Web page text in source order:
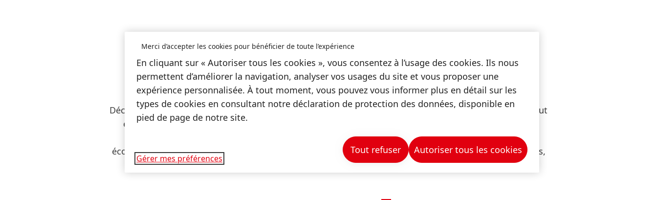
Economie circulaire
Décorréler la croissance économique de la consommation de ressources naturelles et fossiles finies, tout
en développant une économie circulaire, constitue un levier essentiel de toute stratégie réussie de
création de valeur en matière de développement durable. Nous soutenons la transition vers une
économie circulaire et intégrons les principes de circularité tout au long du cycle de vie de nos produits,
tout en innovant avec nos partenaires sur l’ensemble de la chaîne de valeur.
Merci d’accepter les cookies pour bénéficier de toute l’expérience
En cliquant sur « Autoriser tous les cookies », vous consentez à l’usage des cookies. Ils nous
permettent d’améliorer la navigation, analyser vos usages du site et vous proposer une
expérience personnalisée. À tout moment, vous pouvez vous informer plus en détail sur les
types de cookies en consultant notre déclaration de protection des données, disponible en
pied de page de notre site.
Gérer mes préférences
Tout refuser Autoriser tous les cookies